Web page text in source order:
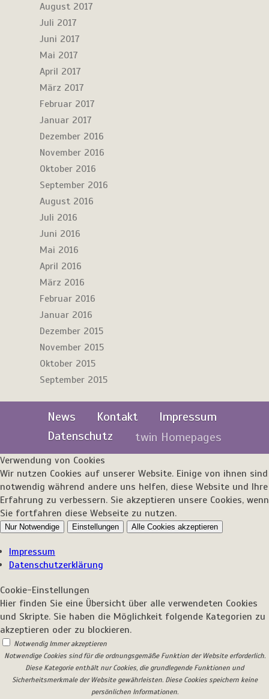
August 2017
Juli 2017
Juni 2017
Mai 2017
April 2017
März 2017
Februar 2017
Januar 2017
Dezember 2016
November 2016
Oktober 2016
September 2016
August 2016
Juli 2016
Juni 2016
Mai 2016
April 2016
März 2016
Februar 2016
Januar 2016
Dezember 2015
November 2015
Oktober 2015
September 2015
News Kontakt
Impressum
Datenschutz
twin Homepages
Verwendung von Cookies
Wir nutzen Cookies auf unserer Website. Einige von ihnen sind
notwendig während andere uns helfen, diese Website und Ihre
Erfahrung zu verbessern. Sie akzeptieren unsere Cookies, wenn
Sie fortfahren diese Webseite zu nutzen.
Nur Notwendige Einstellungen Alle Cookies akzeptieren
Impressum
Datenschutzerklärung
Cookie-Einstellungen
Hier finden Sie eine Übersicht über alle verwendeten Cookies
und Skripte. Sie haben die Möglichkeit folgende Kategorien zu
akzeptieren oder zu blockieren.
Notwendig Immer akzeptieren
Notwendige Cookies sind für die ordnungsgemäße Funktion der Website erforderlich.
Diese Kategorie enthält nur Cookies, die grundlegende Funktionen und
Sicherheitsmerkmale der Website gewährleisten. Diese Cookies speichern keine
persönlichen Informationen.